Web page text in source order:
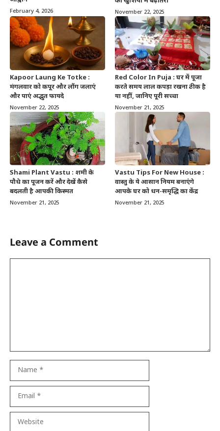
February 4, 2026 November 22, 2025
Kapoor Laung Ke Totke :
मंगलवार को कपूर और लौंग जलाएं
और पाएं अद्भुत फायदे
November 22, 2025
Red Color In Puja : घर में पूजा
करते समय लाल कपड़ा रखना ठीक है
या नहीं, जानिए पूरी सच्चा
November 21, 2025
Shami Plant Vastu : शमी के
पौधे का पूजन करें और देखें कैसे
बदलती है आपकी किस्मत
November 21, 2025
Vastu Tips For New House :
वास्तु के ये आसान नियम बनाएंगे
आपके घर को धन-समृद्धि का केंद्र
November 21, 2025
Leave a Comment